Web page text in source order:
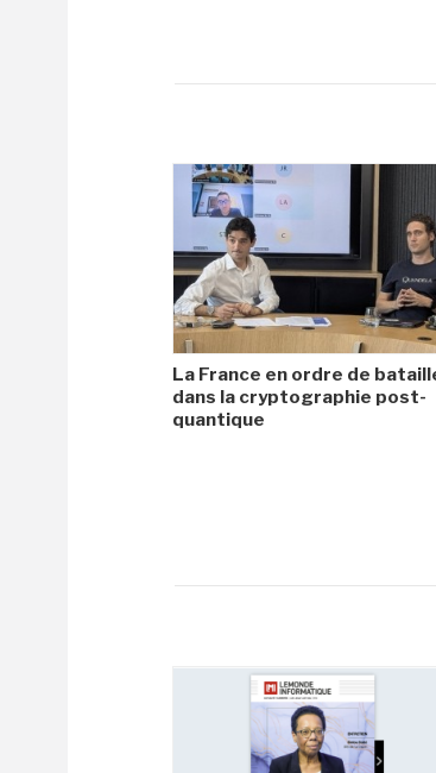
La France en ordre de
dans la cryptographie post-
quantique